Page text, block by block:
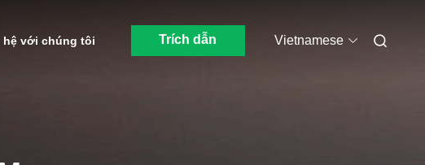
hệ với chúng tôi Trích dẫn Vietnamese